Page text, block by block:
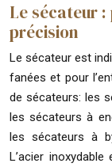
Le sécateur
précision
Le sécateur est
fanées et pour
de sécateurs: les
les sécateurs à
les sécateurs à
L’acier